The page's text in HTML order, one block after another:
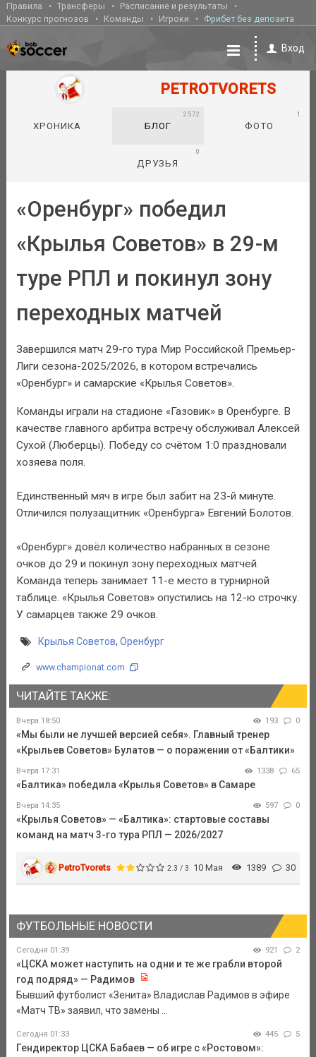
Правила Трансферы
Расписание и результаты
Конкурс прогнозов
Команды Игроки Фрибет без депозита
Вход
PETROTVORETS
ХРОНИКА БЛОГ
2572
ФОТО
1
ДРУЗЬЯ
0
«Оренбург» победил
«Крылья Советов» в 29-м
туре РПЛ и покинул зону
переходных матчей
Завершился матч 29-го тура Мир Российской Премьер-
Лиги сезона-2025/2026, в котором встречались
«Оренбург» и самарские «Крылья Советов».
Команды играли на стадионе «Газовик» в Оренбурге. В
качестве главного арбитра встречу обслуживал Алексей
Сухой (Люберцы). Победу со счётом 1:0 праздновали
хозяева поля.
Единственный мяч в игре был забит на 23-й минуте.
Отличился полузащитник «Оренбурга» Евгений Болотов.
«Оренбург» довёл количество набранных в сезоне
очков до 29 и покинул зону переходных матчей.
Команда теперь занимает 11-е место в турнирной
таблице. «Крылья Советов» опустились на 12-ю строчку.
У самарцев также 29 очков.
Крылья Советов, Оренбург
www.championat.com
ЧИТАЙТЕ ТАКЖЕ:
Вчера 18:50 193 0
«Мы были не лучшей версией себя». Главный тренер
«Крыльев Советов» Булатов — о поражении от «Балтики»
Вчера 17:31 1338 65
«Балтика» победила «Крылья Советов» в Самаре
Вчера 14:35 597 0
«Крылья Советов» — «Балтика»: стартовые составы
команд на матч 3-го тура РПЛ — 2026/2027
PetroTvorets 2.3 / 3 10 Мая 1389 30
ФУТБОЛЬНЫЕ НОВОСТИ
Сегодня 01:39 921 2
«ЦСКА может наступить на одни и те же грабли второй
год подряд» — Радимов
Бывший футболист «Зенита» Владислав Радимов в эфире
«Матч ТВ» заявил, что замены ...
Сегодня 01:33 445 5
Гендиректор ЦСКА Бабаев — об игре с «Ростовом»: